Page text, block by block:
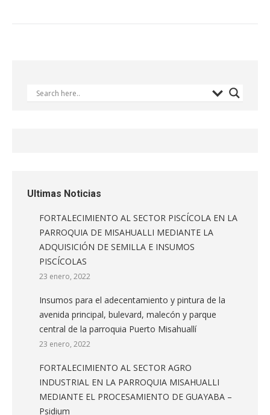
Ultimas Noticias
FORTALECIMIENTO AL SECTOR PISCÍCOLA EN LA
PARROQUIA DE MISAHUALLI MEDIANTE LA
ADQUISICIÓN DE SEMILLA E INSUMOS
PISCÍCOLAS
23 enero, 2022
Insumos para el adecentamiento y pintura de la
avenida principal, bulevard, malecón y parque
central de la parroquia Puerto Misahuallí
23 enero, 2022
FORTALECIMIENTO AL SECTOR AGRO
INDUSTRIAL EN LA PARROQUIA MISAHUALLI
MEDIANTE EL PROCESAMIENTO DE GUAYABA –
Psidium